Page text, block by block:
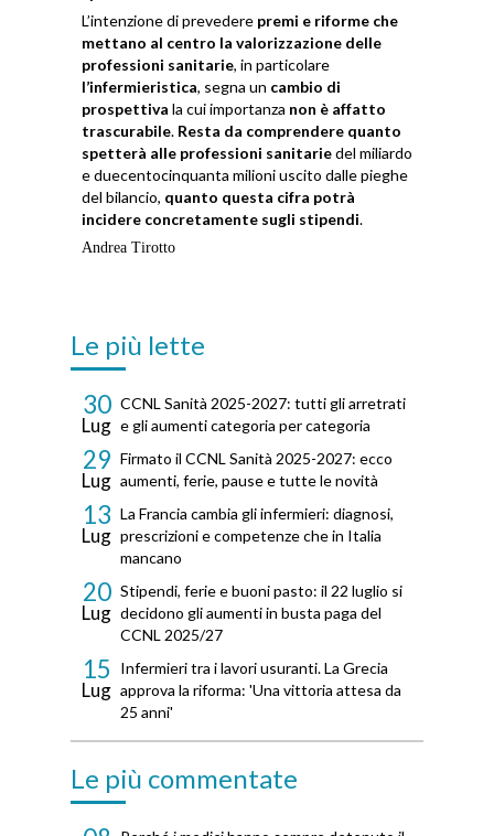
L’intenzione di prevedere premi e riforme che
mettano al centro la valorizzazione delle
professioni sanitarie, in particolare
l’infermieristica, segna un cambio di
prospettiva la cui importanza non è affatto
trascurabile. Resta da comprendere quanto
spetterà alle professioni sanitariedel miliardo
e duecentocinquanta milioni uscito dalle pieghe
del bilancio, quanto questa cifra potrà
incidere concretamente sugli stipendi.
Andrea Tirotto
Le più lette
30
Lug
CCNL Sanità 2025-2027: tutti gli arretrati
e gli aumenti categoria per categoria
29
Lug
Firmato il CCNL Sanità 2025-2027: ecco
aumenti, ferie, pause e tutte le novità
13
Lug
La Francia cambia gli infermieri: diagnosi,
prescrizioni e competenze che in Italia
mancano
20
Lug
Stipendi, ferie e buoni pasto: il 22 luglio si
decidono gli aumenti in busta paga del
CCNL 2025/27
15
Lug
Infermieri tra i lavori usuranti. La Grecia
approva la riforma: 'Una vittoria attesa da
25 anni'
Le più commentate